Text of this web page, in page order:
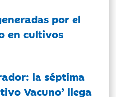
por el
en cultivos
la séptima
Vacuno’ llega